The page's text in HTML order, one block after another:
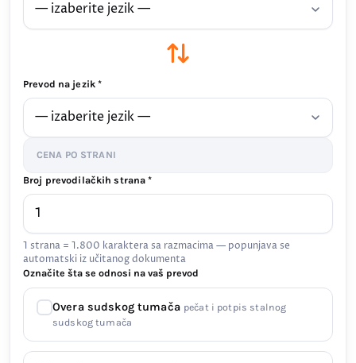
Prevod na jezik *
CENA PO STRANI
Broj prevodilačkih strana *
1 strana = 1.800 karaktera sa razmacima — popunjava se
automatski iz učitanog dokumenta
Označite šta se odnosi na vaš prevod
Overa sudskog tumača pečat i potpis stalnog
sudskog tumača